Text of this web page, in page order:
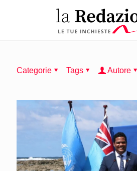
Categorie Tags Autore